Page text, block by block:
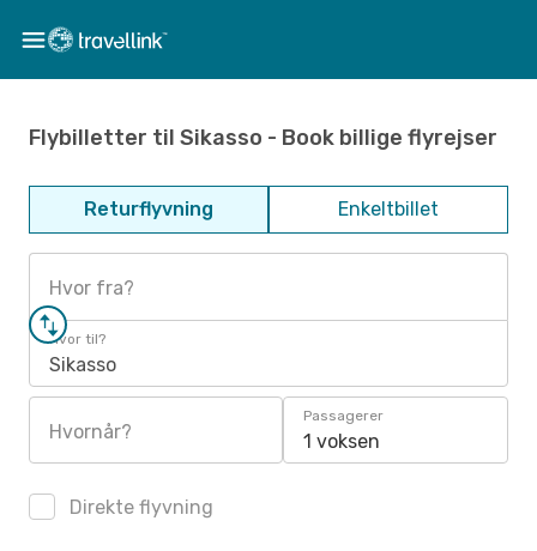
Flybilletter til Sikasso - Book billige flyrejser
Returflyvning Enkeltbillet
Hvor fra?
Hvor til?
Sikasso
Hvornår?
Passagerer
1 voksen
Direkte flyvning